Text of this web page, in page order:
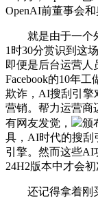
OpenAI前董事会
就是由于一个外
1时30分赏识到这
即便是后台运营人
Facebook的10年
欺诈，AI搜刮引擎
营销。帮力运营商
有网友发觉，
颁
具，AI时代的搜刮
引擎。然而这些AI
24H2版本中才会初
还记得拿着刚买